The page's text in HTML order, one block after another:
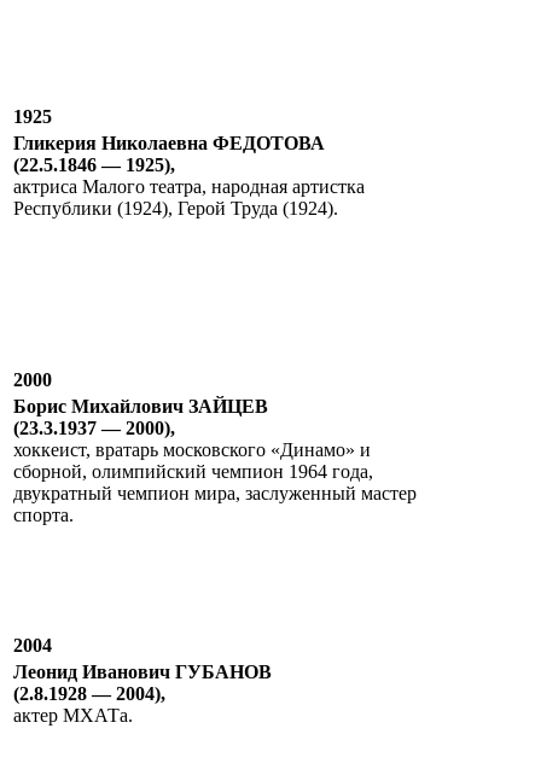
1925
Гликерия Николаевна ФЕДОТОВА
(22.5.1846 — 1925),
актриса Малого театра, народная артистка
Республики (1924), Герой Труда (1924).
2000
Борис Михайлович ЗАЙЦЕВ
(23.3.1937 — 2000),
хоккеист, вратарь московского «Динамо» и
сборной, олимпийский чемпион 1964 года,
двукратный чемпион мира, заслуженный мастер
спорта.
2004
Леонид Иванович ГУБАНОВ
(2.8.1928 — 2004),
актер МХАТа.